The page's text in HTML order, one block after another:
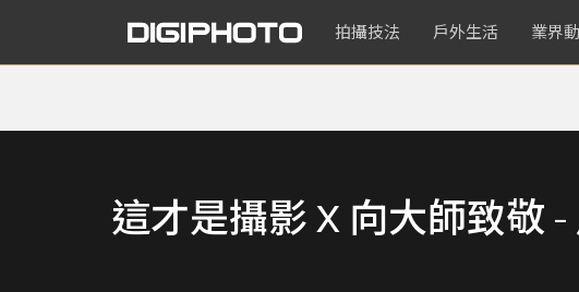
拍攝技法 戶外生活 業界
這才是攝影 X 向大師致敬